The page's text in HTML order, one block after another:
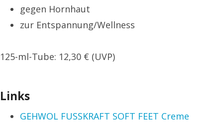
gegen Hornhaut
zur Entspannung/Wellness
125-ml-Tube: 12,30 € (UVP)
Links
GEHWOL FUSSKRAFT SOFT FEET Creme